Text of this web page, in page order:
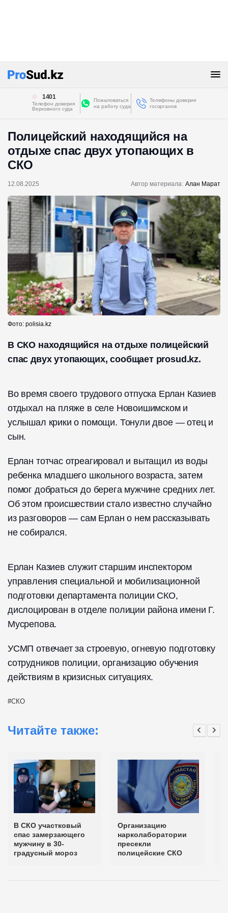
1401
Телефон доверия
Верховного суда
Пожаловаться
на работу суда
Телефоны доверия
госорганов
Полицейский находящийся на
отдыхе спас двух утопающих в
СКО
12.08.2025 Автор материала: Алан Марат
Фото: polisia.kz
В СКО находящийся на отдыхе полицейский
спас двух утопающих, сообщает prosud.kz.
Во время своего трудового отпуска Ерлан Казиев
отдыхал на пляже в селе Новоишимском и
услышал крики о помощи. Тонули двое — отец и
сын.
Ерлан тотчас отреагировал и вытащил из воды
ребенка младшего школьного возраста, затем
помог добраться до берега мужчине средних лет.
Об этом происшествии стало известно случайно
из разговоров — сам Ерлан о нем рассказывать
не собирался.
Ерлан Казиев служит старшим инспектором
управления специальной и мобилизационной
подготовки департамента полиции СКО,
дислоцирован в отделе полиции района имени Г.
Мусрепова.
УСМП отвечает за строевую, огневую подготовку
сотрудников полиции, организацию обучения
действиям в кризисных ситуациях.
СКО
Читайте также:
В СКО участковый
спас замерзающего
мужчину в 30-
градусный мороз
Организацию
нарколаборатории
пресекли
полицейские СКО